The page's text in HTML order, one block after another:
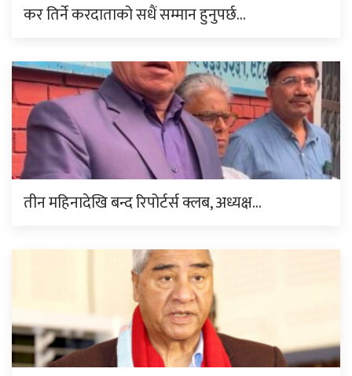
कर तिर्ने करदाताको सधैं सम्मान हुनुपर्छ…
तीन महिनादेखि बन्द रिपोर्टर्स क्लब, अध्यक्ष…